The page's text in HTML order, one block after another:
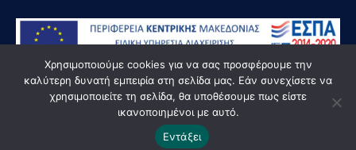
© Powered by Knowledge AE
Χρησιμοποιούμε cookies για να σας προσφέρουμε την
καλύτερη δυνατή εμπειρία στη σελίδα μας. Εάν συνεχίσετε να
χρησιμοποιείτε τη σελίδα, θα υποθέσουμε πως είστε
ικανοποιημένοι με αυτό.
Εντάξει